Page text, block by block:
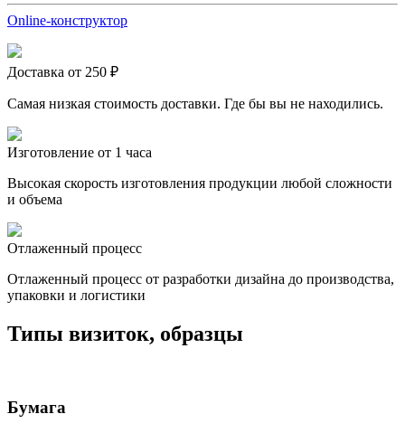
Online-конструктор
Доставка от 250 ₽
Самая низкая стоимость доставки. Где бы вы не находились.
Изготовление от 1 часа
Высокая скорость изготовления продукции любой сложности
и объема
Отлаженный процесс
Отлаженный процесс от разработки дизайна до производства,
упаковки и логистики
Типы визиток, образцы
Бумага